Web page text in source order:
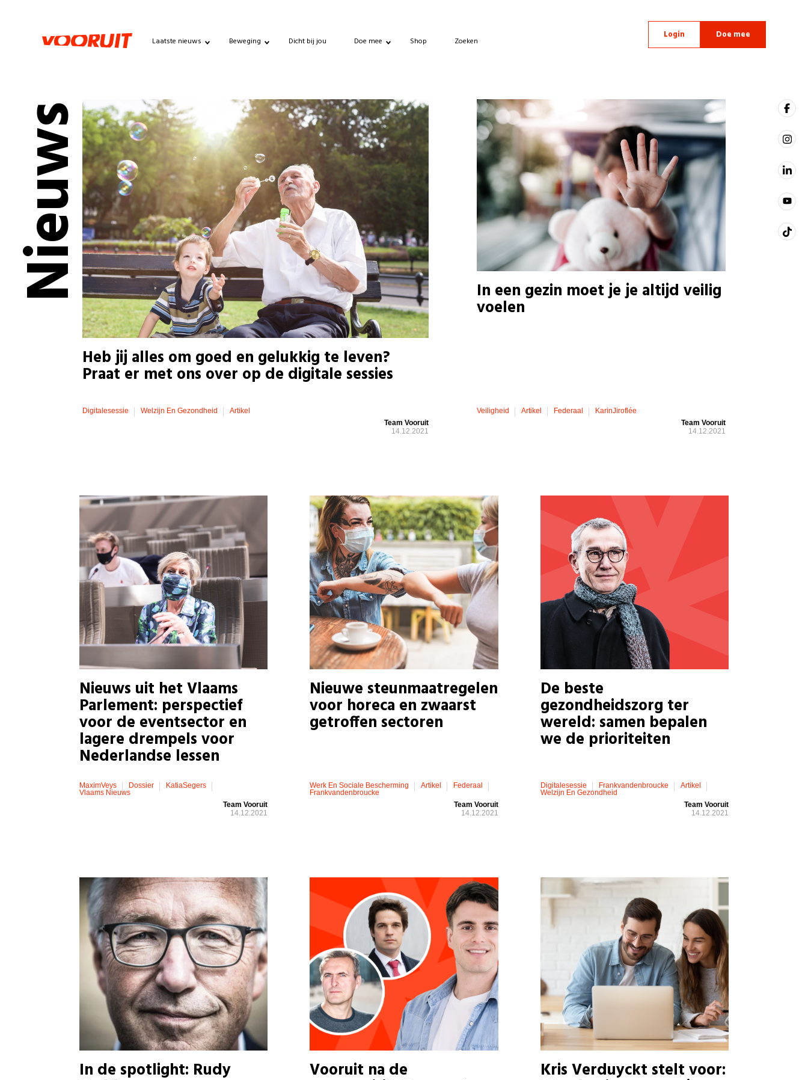
Laatste nieuws Beweging Dicht bij jou Doe mee Shop Zoeken
Login Doe mee
Nieuws
Heb jij alles om goed en gelukkig te leven?
Praat er met ons over op de digitale sessies
Digitalesessie Welzijn En Gezondheid
Artikel
Team Vooruit
14.12.2021
In een gezin moet je je altijd veilig
voelen
Veiligheid Artikel Federaal
KarinJiroflée
Team Vooruit
14.12.2021
Nieuws uit het Vlaams
Parlement: perspectief
voor de eventsector en
lagere drempels voor
Nederlandse lessen
MaximVeys Dossier
KatiaSegers
Vlaams Nieuws
Team Vooruit
14.12.2021
Nieuwe steunmaatregelen
voor horeca en zwaarst
getroffen sectoren
Werk En Sociale Bescherming Artikel
Federaal
Frankvandenbroucke
Team Vooruit
14.12.2021
De beste
gezondheidszorg ter
wereld: samen bepalen
we de prioriteiten
Digitalesessie Frankvandenbroucke
Artikel
Welzijn En Gezondheid
Team Vooruit
14.12.2021
In de spotlight: Rudy Vooruit na de Kris Verduyckt stelt voor: